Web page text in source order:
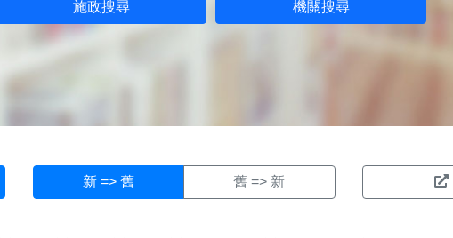
施政搜尋 機關搜尋
新 => 舊 舊 => 新